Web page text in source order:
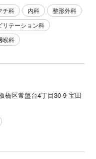
チ科 内科
整形外科
リテーション科
喉科
橋区常盤台4丁目30-9 宝田